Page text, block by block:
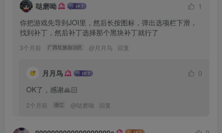
哒磨呦
1
你把游戏先导到JOI里，然后长按图标，弹出选项栏下滑，
找到补丁，然后补丁选择那个黑块补丁就行了
3个月前 广西壮族自治区 @ 月月鸟 回复
月月鸟
0
OK了，感谢🙏🏻
2个月前 浙江 @哒磨呦 回复